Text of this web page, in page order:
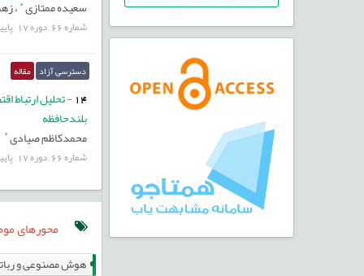
سعیده ممتازی*،
شماره66
,دوره17
,
دسترسی آزاد مقاله
14
-تحلیل ارتباط
بلندحافظه
محمدکاظم صیادی*
شماره66
,دوره17
,
محورهای
هوش مصنوعی و32